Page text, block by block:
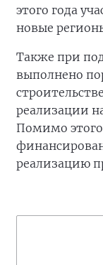
этого года
новые
Также при
выполнено
реализации
Помимо
реализацию